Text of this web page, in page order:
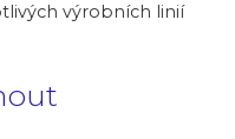
výrobních linií